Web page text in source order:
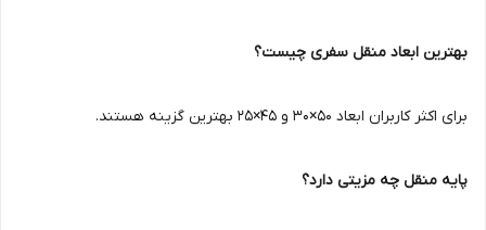
بهترین ابعاد منقل سفری چیست؟
برای اکثر کاربران ابعاد 50×30 و 45×25 بهترین گزینه هستند.
پایه منقل چه مزیتی دارد؟